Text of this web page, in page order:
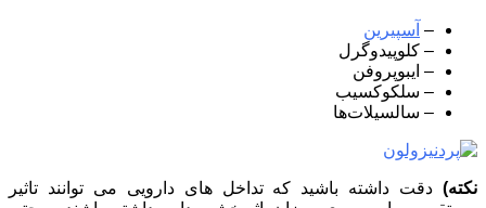
– آسپیرین
– کلوپیدوگرل
– ایبوپروفن
– سلکوکسیب
– سالسیلات‌ها
نکته) دقت داشته باشید که تداخل های دارویی می توانند تاثیر